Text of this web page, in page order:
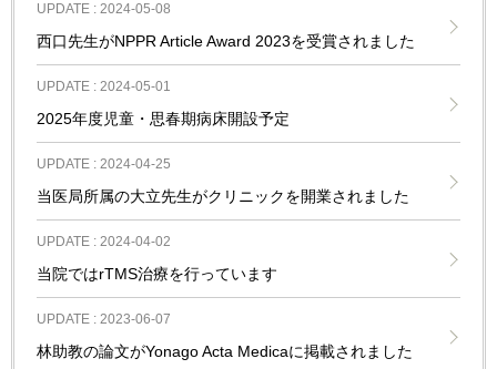
UPDATE : 2024-05-08
西口先生がNPPR Article Award 2023を受賞されました
UPDATE : 2024-05-01
2025年度児童・思春期病床開設予定
UPDATE : 2024-04-25
当医局所属の大立先生がクリニックを開業されました
UPDATE : 2024-04-02
当院ではrTMS治療を行っています
UPDATE : 2023-06-07
林助教の論文がYonago Acta Medicaに掲載されました